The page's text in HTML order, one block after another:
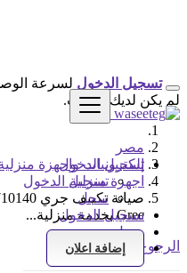
تسجيل الدخول
تسجيل الدخول
سجل
تسجيل الدخول
سجل
إضافة اعلان
تسجيل الدخول لسرعة
لم يكن لديك حساب.
مصر
إلكترونيات واجهزة
اجهزة منزلية
Gree بخدمة منزلية...
الرجوع إلى النتائج